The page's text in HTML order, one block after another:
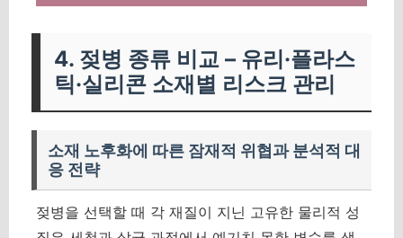
4. 젖병 종류 비교 – 유리·플라스
틱·실리콘 소재별 리스크 관리
소재 노후화에 따른 잠재적 위협과 분석적 대
응 전략
젖병을 선택할 때 각 재질이 지닌 고유한 물리적 성